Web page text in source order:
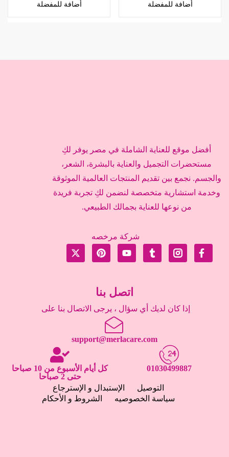
أضافة للمفضلة أضافة للمفضلة
أفضل موقع للعناية الشاملة في مصر يوفر لكِ
مستحضرات التجميل والعناية بالبشرة، الشعر،
والجسم. نجمع بين تقديم المنتجات العالمية الموثوقة
وخدمة استشارية متخصصة لنضمن لكِ تجربة فريدة
من نوعها للعناية بجمالك الطبيعي.
شركة مرخصه
اتصل بنا
إذا كان لديك أي سؤال ، يرجى الاتصال بنا على
support@merlacare.com
01030499887
كل أيام الأسبوع من 10 صباحا
حتى 2 صباحا
التوصيل
الإستبدال و الإسترجاع
سياسة الخصوصيه
الشروط و الأحكام